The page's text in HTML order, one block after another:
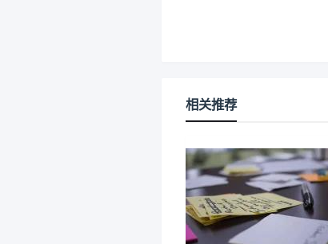
相关推荐